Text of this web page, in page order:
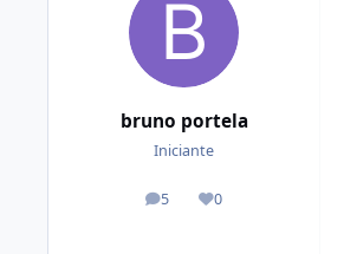
bruno portela
Iniciante
5
posts 0
Reputação